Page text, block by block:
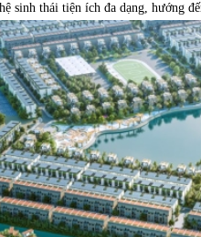
sinh thái tiện ích đa dạng, hướng